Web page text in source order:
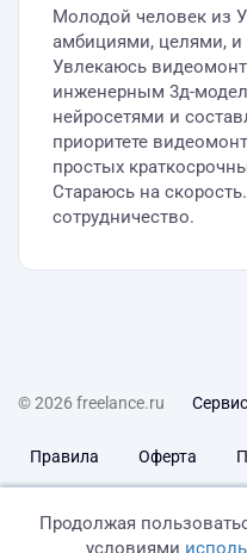
Молодой человек из
амбициями, целями,
Увлекаюсь
инженерным 3д-
нейросетями и
приоритете
простых
Стараюсь на
сотрудничество.
© 2026 freelance.ru
Правила Оферта
Продолжая
условиями